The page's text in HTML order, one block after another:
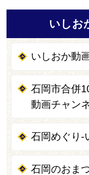
いしお
いしおか動
石岡市合併
動画チャン
石岡めぐり-
石岡のおま